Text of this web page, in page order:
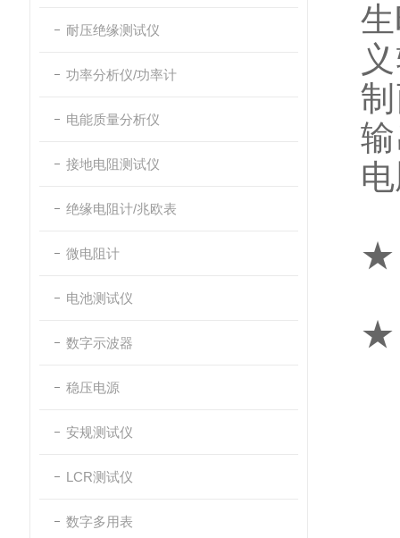
耐压绝缘测试仪
功率分析仪/功率计
电能质量分析仪
接地电阻测试仪
绝缘电阻计/兆欧表
微电阻计
电池测试仪
数字示波器
稳压电源
安规测试仪
LCR测试仪
数字多用表
★
★